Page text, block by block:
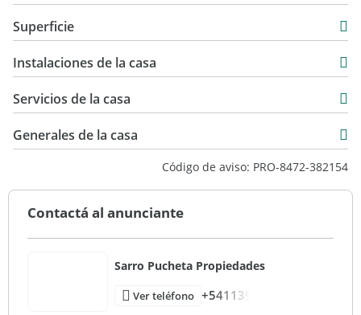
Venta
USD 340.000
Superficie
430 m2
250 m2
Instalaciones de la casa
Servicios de la casa
Generales de la casa
Código de aviso: PRO-8472-382154
Contactá al anunciante
Sarro Pucheta Propiedades
Ver teléfono +541139